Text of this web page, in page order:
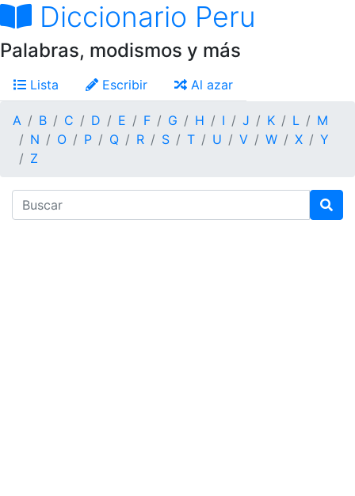
Diccionario Peru
Palabras, modismos y más
Lista Escribir Al azar
A B C D E F G H I J K L
M
N
O P Q R S T U V W X
Y
Z